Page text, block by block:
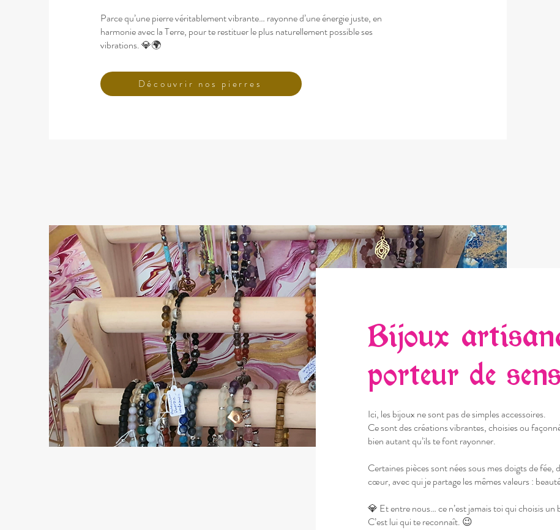
Parce qu’une pierre véritablement vibrante… rayonne d’une énergie juste, en
harmonie avec la Terre, pour te restituer le plus naturellement possible ses
vibrations. 💎🌍
Découvrir nos pierres
Bijoux
porteur de sens
Ici, les bijoux ne sont pas de simples accessoires.
Ce sont des créations vibrantes, choisies ou
bien autant qu’ils te font rayonner.
Certaines pièces sont nées sous mes doigts de fée,
cœur, avec qui je partage les mêmes valeurs :
💎 Et entre nous… ce n’est jamais toi qui choisis un
C’est lui qui te reconnaît. 😉